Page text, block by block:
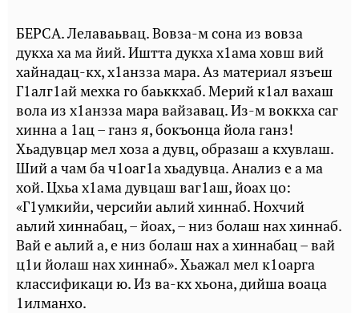
БЕРСА. Лелаваьвац. Вовза-м сона из вовза
дукха ха ма йий. Иштта дукха х1ама ховш вий
хайнадац-кх, х1анзза мара. Аз материал язъеш
Г1алг1ай мехка го баьккхаб. Мерий к1ал вахаш
вола из х1анзза мара вайзавац. Из-м воккха саг
хинна а 1ац – ганз я, бокъонца йола ганз!
Хьадувцар мел хоза а дувц, образаш а кхувлаш.
Ший а чам ба ч1оаг1а хьадувца. Анализ е а ма
хой. Цхьа х1ама дувцаш ваг1аш, йоах цо:
«Г1умкийи, черсийи аьлий хиннаб. Нохчий
аьлий хиннабац, – йоах, – низ болаш нах хиннаб.
Вай е аьлий а, е низ болаш нах а хиннабац – вай
ц1и йолаш нах хиннаб». Хьажал мел к1оарга
классификаци ю. Из ва-кх хьона, дийша воаца
1илманхо.